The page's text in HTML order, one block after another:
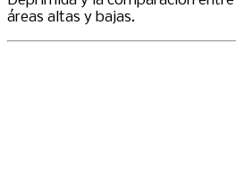
áreas altas y bajas.